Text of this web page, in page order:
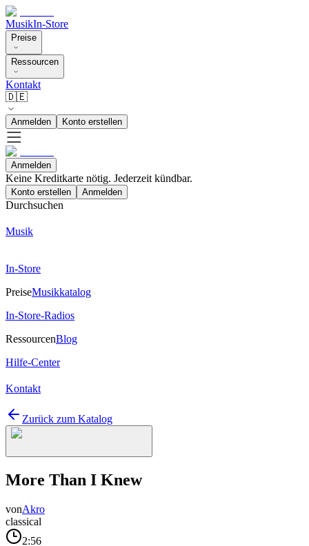
MusikIn-Store
Preise
Ressourcen
Kontakt
🇩🇪
Anmelden Konto erstellen
Anmelden
Keine Kreditkarte nötig. Jederzeit kündbar.
Konto erstellen Anmelden
Durchsuchen
Musik
In-Store
PreiseMusikkatalog
In-Store-Radios
RessourcenBlog
Hilfe-Center
Kontakt
Zurück zum Katalog
More Than I Knew
vonAkro
classical
2:56